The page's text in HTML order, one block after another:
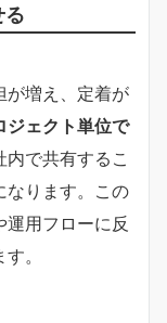
る
が増え、定着が
ジェクト単位で
で共有するこ
なります。この
用フローに反
。